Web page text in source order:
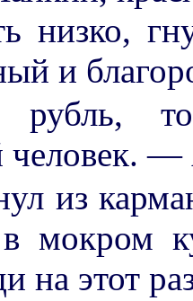
низко,
и
человек. —
из
мокром
на этот